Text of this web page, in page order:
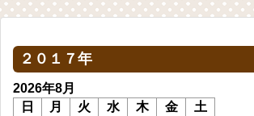
２０１７年
2026年8月
日
月 火 水 木 金
土